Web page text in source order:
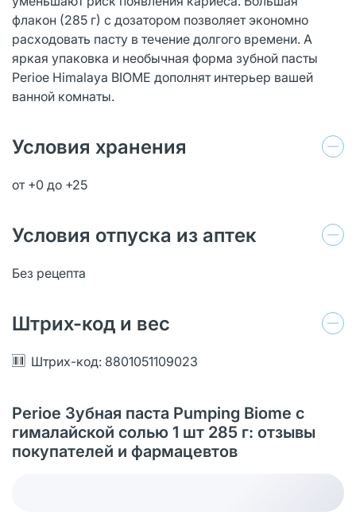
флакон (285 г) с дозатором позволяет экономно
расходовать пасту в течение долгого времени. А
яркая упаковка и необычная форма зубной пасты
Perioe Himalaya BIOME дополнят интерьер вашей
ванной комнаты.
Условия хранения
от +0 до +25
Условия отпуска из аптек
Без рецепта
Штрих-код и вес
Штрих-код: 8801051109023
Perioe Зубная паста Pumping Biome с
гималайской солью 1 шт 285 г: отзывы
покупателей и фармацевтов